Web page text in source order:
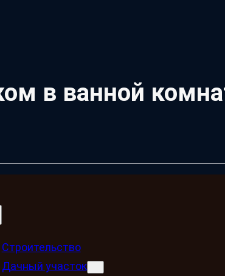
в ванной
Строительство
Дачный участок